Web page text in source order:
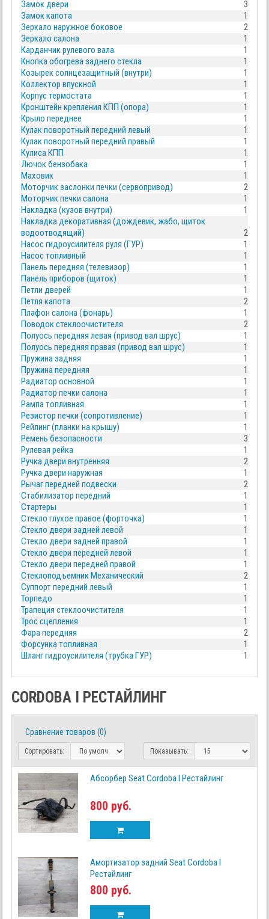
Замок двери
3
Замок капота
1
Зеркало наружное боковое
2
Зеркало салона
1
Карданчик рулевого вала
1
Кнопка обогрева заднего стекла
1
Козырек солнцезащитный (внутри)
1
Коллектор впускной
1
Корпус термостата
1
Кронштейн крепления КПП (опора)
1
Крыло переднее
1
Кулак поворотный передний левый
1
Кулак поворотный передний правый
1
Кулиса КПП
1
Лючок бензобака
1
Маховик
1
Моторчик заслонки печки (сервопривод)
2
Моторчик печки салона
1
Накладка (кузов внутри)
1
Накладка декоративная (дождевик, жабо, щиток
водоотводящий)
2
Насос гидроусилителя руля (ГУР)
1
Насос топливный
1
Панель передняя (телевизор)
1
Панель приборов (щиток)
1
Петли дверей
1
Петля капота
2
Плафон салона (фонарь)
1
Поводок стеклоочистителя
2
Полуось передняя левая (привод вал шрус)
1
Полуось передняя правая (привод вал шрус)
1
Пружина задняя
1
Пружина передняя
1
Радиатор основной
1
Радиатор печки салона
1
Рампа топливная
1
Резистор печки (сопротивление)
1
Рейлинг (планки на крышу)
1
Ремень безопасности
3
Рулевая рейка
1
Ручка двери внутренняя
2
Ручка двери наружная
1
Рычаг передней подвески
2
Стабилизатор передний
1
Стартеры
1
Стекло глухое правое (форточка)
1
Стекло двери задней левой
1
Стекло двери задней правой
1
Стекло двери передней левой
1
Стекло двери передней правой
1
Стеклоподъемник Механический
2
Суппорт передний левый
1
Торпедо
1
Трапеция стеклоочистителя
1
Трос сцепления
1
Фара передняя
2
Форсунка топливная
1
Шланг гидроусилителя (трубка ГУР)
1
CORDOBA I РЕСТАЙЛИНГ
Сравнение товаров (0)
Сортировать: Показывать:
Абсорбер Seat Cordoba I Рестайлинг
800 руб.
Амортизатор задний Seat Cordoba I
Рестайлинг
800 руб.